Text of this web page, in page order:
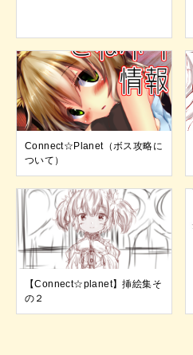
Connect☆Planet（ボス攻略に
ついて）
【Connect☆planet】挿絵集そ
の２